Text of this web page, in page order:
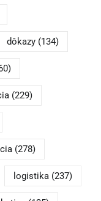
dôkazy(134)
(229)
(278)
logistika(237)